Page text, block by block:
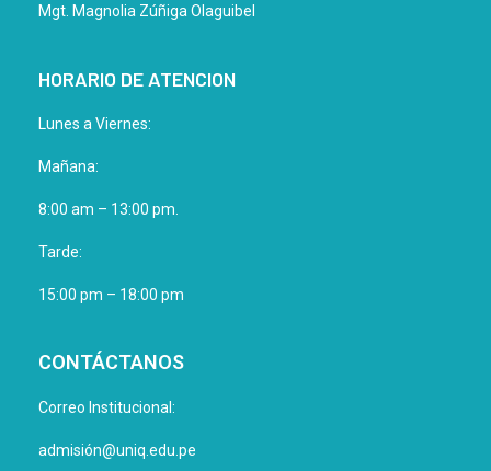
Mgt. Magnolia Zúñiga Olaguibel
HORARIO DE ATENCION
Lunes a Viernes:
Mañana:
8:00 am – 13:00 pm.
Tarde:
15:00 pm – 18:00 pm
CONTÁCTANOS
Correo Institucional:
admisión@uniq.edu.pe